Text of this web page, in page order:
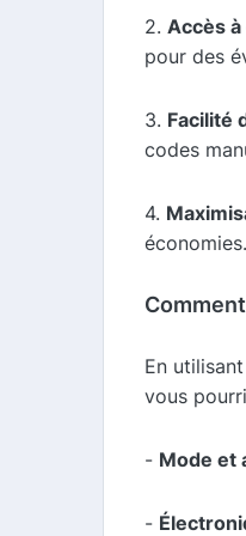
2. Accès
pour des
3. Facilité
codes
4.
En
vous
- Mode et
-